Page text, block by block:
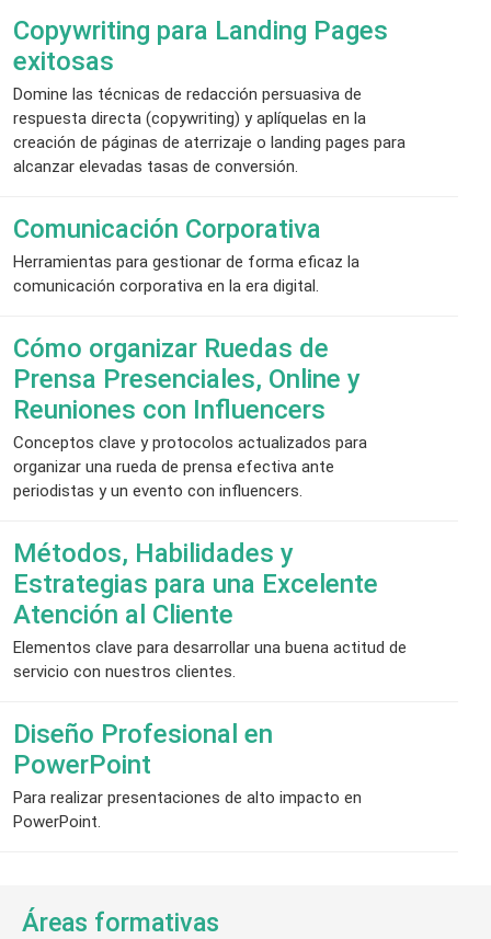
Copywriting para Landing Pages
exitosas
Domine las técnicas de redacción persuasiva de
respuesta directa (copywriting) y aplíquelas en la
creación de páginas de aterrizaje o landing pages para
alcanzar elevadas tasas de conversión.
Comunicación Corporativa
Herramientas para gestionar de forma eficaz la
comunicación corporativa en la era digital.
Cómo organizar Ruedas de
Prensa Presenciales, Online y
Reuniones con Influencers
Conceptos clave y protocolos actualizados para
organizar una rueda de prensa efectiva ante
periodistas y un evento con influencers.
Métodos, Habilidades y
Estrategias para una Excelente
Atención al Cliente
Elementos clave para desarrollar una buena actitud de
servicio con nuestros clientes.
Diseño Profesional en
PowerPoint
Para realizar presentaciones de alto impacto en
PowerPoint.
Áreas formativas